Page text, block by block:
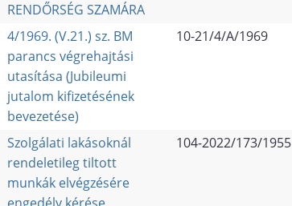
RENDŐRSÉG SZAMÁRA
4/1969. (V.21.) sz. BM
parancs végrehajtási
utasítása (Jubileumi
jutalom kifizetésének
bevezetése)
10-21/4/A/1969
Szolgálati lakásoknál
rendeletileg tiltott
munkák elvégzésére
104-2022/173/1955